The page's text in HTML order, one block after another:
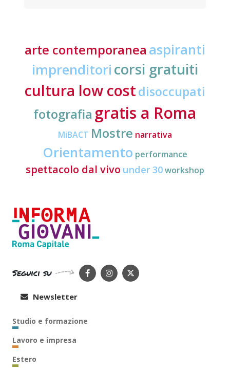
arte contemporanea aspiranti
imprenditori corsi gratuiti
cultura low costdisoccupati
fotografia gratis a Roma
MiBACT Mostre narrativa
Orientamento performance
spettacolo dal vivo under 30workshop
Seguici su
Newsletter
Studio e formazione
Lavoro e impresa
Estero